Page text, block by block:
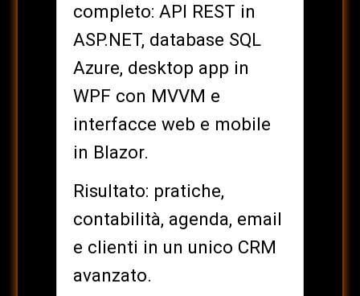
completo: API REST in
ASP.NET, database SQL
Azure, desktop app in
WPF con MVVM e
interfacce web e mobile
in Blazor.
Risultato: pratiche,
contabilità, agenda, email
e clienti in un unico CRM
avanzato.